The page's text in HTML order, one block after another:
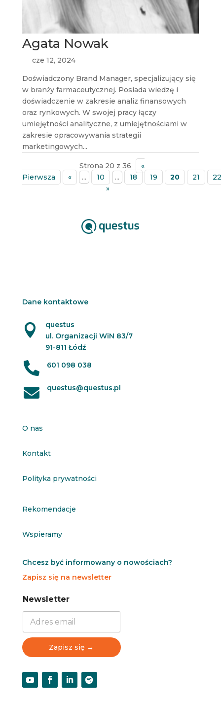
Agata Nowak
cze 12, 2024
Doświadczony Brand Manager, specjalizujący się
w branży farmaceutycznej. Posiada wiedzę i
doświadczenie w zakresie analiz finansowych
oraz rynkowych. W swojej pracy łączy
umiejętności analityczne, z umiejętnościami w
zakresie opracowywania strategii
marketingowych...
Strona 20 z 36
«
Pierwsza
« ... 10 ... 18 19 20 21
22
»
Dane kontaktowe

questus
ul. Organizacji WiN 83/7
91-811 Łódź
 601 098 038
 questus@questus.pl
O nas
Kontakt
Polityka prywatności
Rekomendacje
Wspieramy
Chcesz być informowany o nowościach?
Zapisz się na newsletter
N
e
t
e
N
e
t
e
Newsletter
Zapisz się →